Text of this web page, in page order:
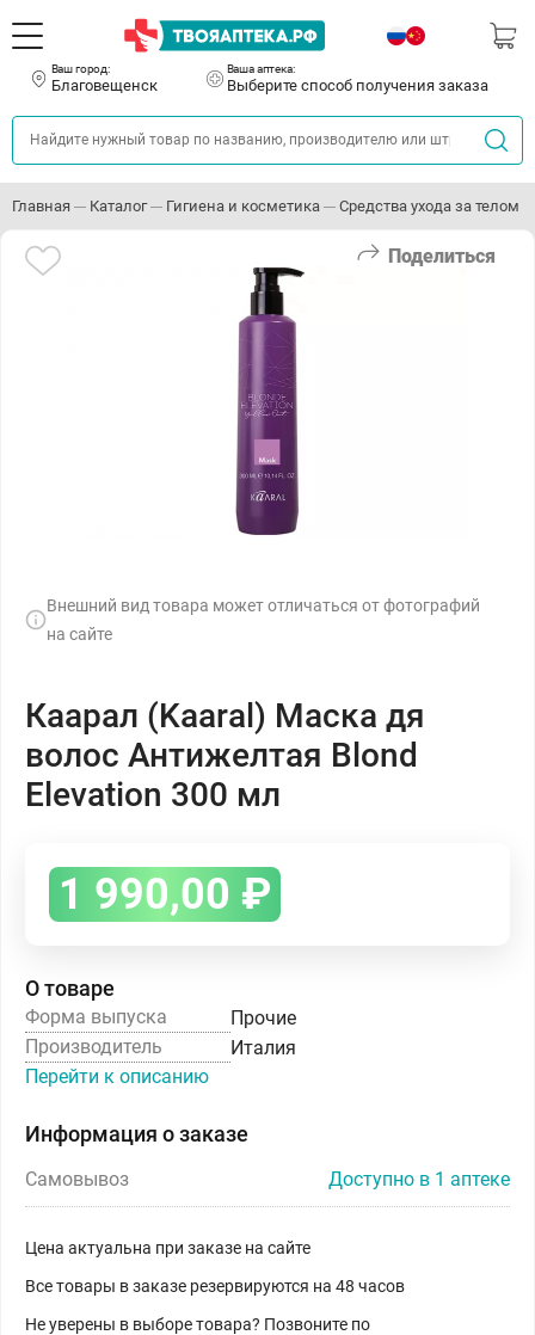
Ваш город:
Благовещенск
Ваша аптека:
Выберите способ получения заказа
Главная Каталог Гигиена и косметика Средства ухода за телом
Поделиться
Внешний вид товара может отличаться от фотографий
на сайте
Каарал (Kaaral) Маска дя
волос Антижелтая Blond
Elevation 300 мл
1 990,00 ₽
О товаре
Форма выпуска
Прочие
Производитель
Италия
Перейти к описанию
Информация о заказе
Самовывоз Доступно в 1 аптеке
Цена актуальна при заказе на сайте
Все товары в заказе резервируются на 48 часов
Не уверены в выборе товара? Позвоните по